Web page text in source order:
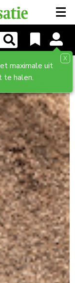
maximale uit
te halen.
X